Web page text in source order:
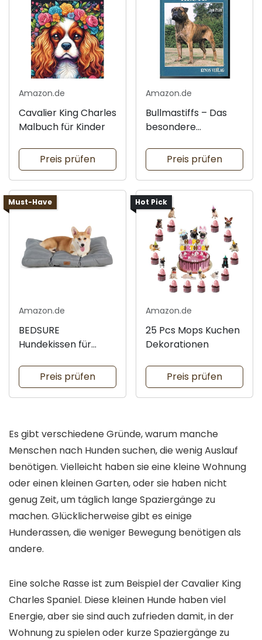
Amazon.de
Cavalier King Charles
Malbuch für Kinder
Preis prüfen
Amazon.de
Bullmastiffs – Das
besondere
Preis prüfen
Must-Have
Amazon.de
BEDSURE
Hundekissen für
Preis prüfen
Hot Pick
Amazon.de
25 Pcs Mops Kuchen
Dekorationen
Preis prüfen
Es gibt verschiedene Gründe, warum manche
Menschen nach Hunden suchen, die wenig Auslauf
benötigen. Vielleicht haben sie eine kleine Wohnung
oder einen kleinen Garten, oder sie haben nicht
genug Zeit, um täglich lange Spaziergänge zu
machen. Glücklicherweise gibt es einige
Hunderassen, die weniger Bewegung benötigen als
andere.
Eine solche Rasse ist zum Beispiel der Cavalier King
Charles Spaniel. Diese kleinen Hunde haben viel
Energie, aber sie sind auch zufrieden damit, in der
Wohnung zu spielen oder kurze Spaziergänge zu